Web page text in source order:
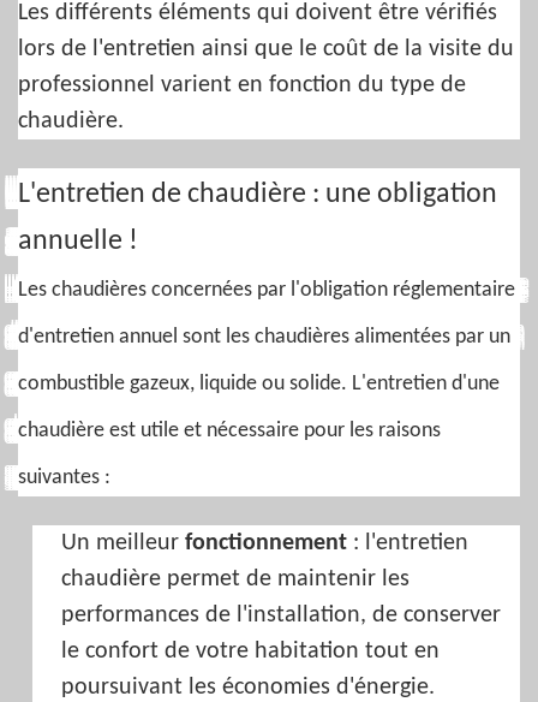
Les différents éléments qui doivent être vérifiés
lors de l'entretien ainsi que le coût de la visite du
professionnel varient en fonction du type de
chaudière.
L'entretien de chaudière : une obligation
annuelle !
Les chaudières concernées par l'obligation réglementaire
d'entretien annuel sont les chaudières alimentées par un
combustible gazeux, liquide ou solide. L'entretien d'une
chaudière est utile et nécessaire pour les raisons
suivantes :
Un meilleur fonctionnement : l'entretien
chaudière permet de maintenir les
performances de l'installation, de conserver
le confort de votre habitation tout en
poursuivant les économies d'énergie.